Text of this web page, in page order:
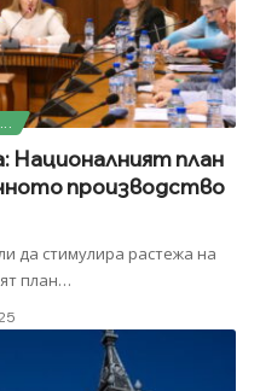
Националният план
производство
да стимулира растежа на
план…